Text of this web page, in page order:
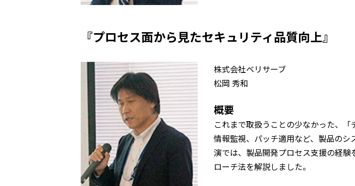
『プロセス面から見たセキュリティ品質向上』
株式会社ベリサーブ
松岡 秀和
概要
これまで取扱うことの少なかった、
情報監視、パッチ適用など、製品の
演では、製品開発プロセス支援の経
ローチ法を解説しました。